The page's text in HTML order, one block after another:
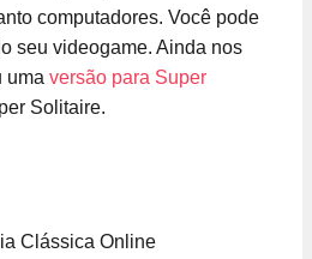
computadores. Você pode
seu videogame. Ainda nos
uma versão para Super
Solitaire.